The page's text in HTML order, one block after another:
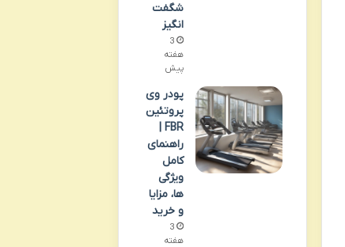
شگفت
انگیز
3
هفته
پیش
پودر وی
پروتئین
FBR |
راهنمای
کامل
ویژگی
ها، مزایا
و خرید
3
هفته